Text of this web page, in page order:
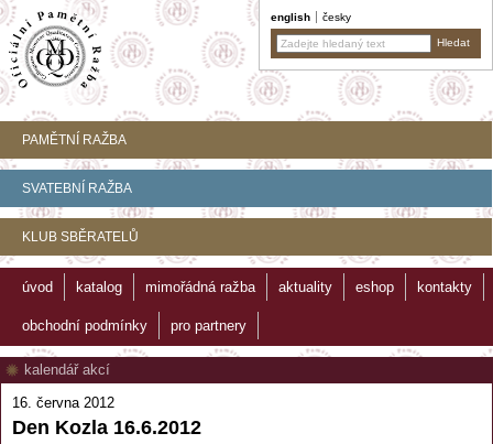
english česky
PAMĚTNÍ RAŽBA
SVATEBNÍ RAŽBA
KLUB SBĚRATELŮ
úvod katalog mimořádná ražba aktuality eshop kontakty
obchodní podmínky pro partnery
kalendář akcí
16. června 2012
Den Kozla 16.6.2012